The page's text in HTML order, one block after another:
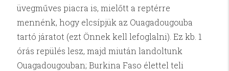
üvegműves piacra is, mielőtt a reptérre
mennénk, hogy elcsípjük az Ouagadougouba
tartó járatot (ezt Önnek kell lefoglalni). Ez kb. 1
órás repülés lesz, majd miután landoltunk
Ouagadougouban; Burkina Faso élettel teli